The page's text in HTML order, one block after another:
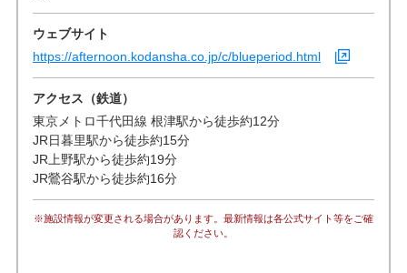
ウェブサイト
https://afternoon.kodansha.co.jp/c/blueperiod.html
アクセス（鉄道）
東京メトロ千代田線 根津駅から徒歩約12分
JR日暮里駅から徒歩約15分
JR上野駅から徒歩約19分
JR鶯谷駅から徒歩約16分
※施設情報が変更される場合があります。最新情報は各公式サイト等をご確
認ください。